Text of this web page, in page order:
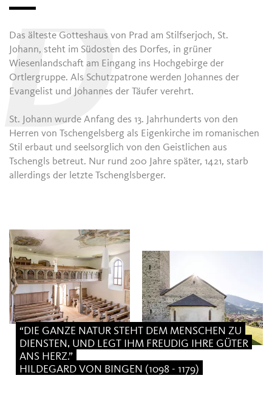
Das älteste Gotteshaus von Prad am Stilfserjoch, St.
Johann, steht im Südosten des Dorfes, in grüner
Wiesenlandschaft am Eingang ins Hochgebirge der
Ortlergruppe. Als Schutzpatrone werden Johannes der
Evangelist und Johannes der Täufer verehrt.
St. Johann wurde Anfang des 13. Jahrhunderts von den
Herren von Tschengelsberg als Eigenkirche im romanischen
Stil erbaut und seelsorglich von den Geistlichen aus
Tschengls betreut. Nur rund 200 Jahre später, 1421, starb
allerdings der letzte Tschenglsberger.
“DIE GANZE NATUR STEHT DEM MENSCHEN ZU
DIENSTEN, UND LEGT IHM FREUDIG IHRE GÜTER
ANS HERZ.”
HILDEGARD VON BINGEN (1098 - 1179)